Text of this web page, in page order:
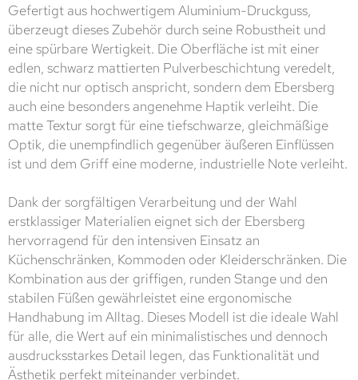
Gefertigt aus hochwertigem Aluminium-Druckguss,
überzeugt dieses Zubehör durch seine Robustheit und
eine spürbare Wertigkeit. Die Oberfläche ist mit einer
edlen, schwarz mattierten Pulverbeschichtung veredelt,
die nicht nur optisch anspricht, sondern dem Ebersberg
auch eine besonders angenehme Haptik verleiht. Die
matte Textur sorgt für eine tiefschwarze, gleichmäßige
Optik, die unempfindlich gegenüber äußeren Einflüssen
ist und dem Griff eine moderne, industrielle Note verleiht.
Dank der sorgfältigen Verarbeitung und der Wahl
erstklassiger Materialien eignet sich der Ebersberg
hervorragend für den intensiven Einsatz an
Küchenschränken, Kommoden oder Kleiderschränken. Die
Kombination aus der griffigen, runden Stange und den
stabilen Füßen gewährleistet eine ergonomische
Handhabung im Alltag. Dieses Modell ist die ideale Wahl
für alle, die Wert auf ein minimalistisches und dennoch
ausdrucksstarkes Detail legen, das Funktionalität und
Ästhetik perfekt miteinander verbindet.